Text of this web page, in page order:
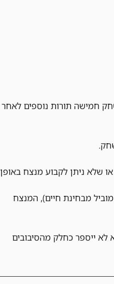
חמישה תורות נוספים לאחר
שלא ניתן לקבוע מנצח באופן
מבחינת חיים), המנצח
לא ייספר כחלק מהסיבובים